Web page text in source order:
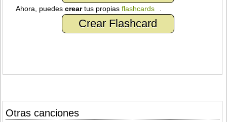
Ahora, puedescreartus propiasflashcards
Crear Flashcard
Otras canciones